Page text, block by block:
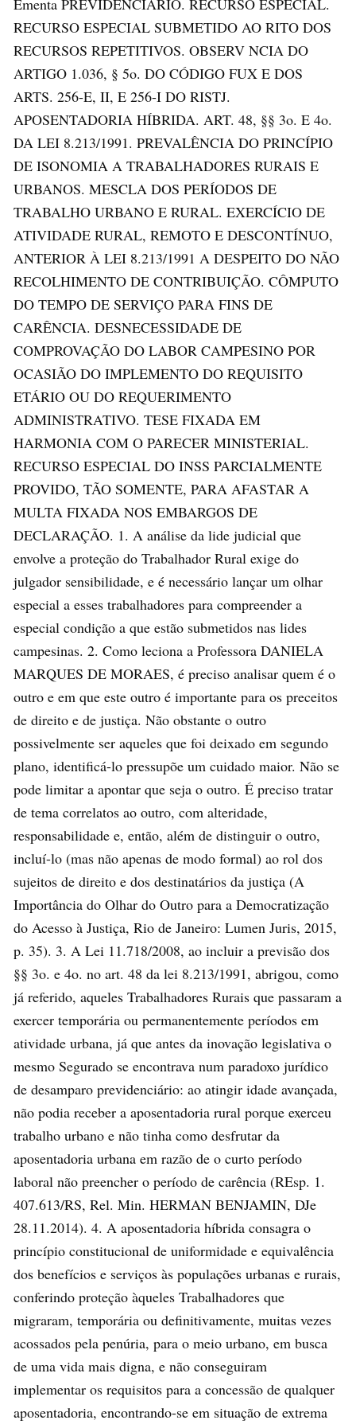
RECURSO ESPECIAL SUBMETIDO AO RITO DOS
RECURSOS REPETITIVOS. OBSERV NCIA DO
ARTIGO 1.036, § 5o. DO CÓDIGO FUX E DOS
ARTS. 256-E, II, E 256-I DO RISTJ.
APOSENTADORIA HÍBRIDA. ART. 48, §§ 3o. E 4o.
DA LEI 8.213/1991. PREVALÊNCIA DO PRINCÍPIO
DE ISONOMIA A TRABALHADORES RURAIS E
URBANOS. MESCLA DOS PERÍODOS DE
TRABALHO URBANO E RURAL. EXERCÍCIO DE
ATIVIDADE RURAL, REMOTO E DESCONTÍNUO,
ANTERIOR À LEI 8.213/1991 A DESPEITO DO NÃO
RECOLHIMENTO DE CONTRIBUIÇÃO. CÔMPUTO
DO TEMPO DE SERVIÇO PARA FINS DE
CARÊNCIA. DESNECESSIDADE DE
COMPROVAÇÃO DO LABOR CAMPESINO POR
OCASIÃO DO IMPLEMENTO DO REQUISITO
ETÁRIO OU DO REQUERIMENTO
ADMINISTRATIVO. TESE FIXADA EM
HARMONIA COM O PARECER MINISTERIAL.
RECURSO ESPECIAL DO INSS PARCIALMENTE
PROVIDO, TÃO SOMENTE, PARA AFASTAR A
MULTA FIXADA NOS EMBARGOS DE
DECLARAÇÃO. 1. A análise da lide judicial que
envolve a proteção do Trabalhador Rural exige do
julgador sensibilidade, e é necessário lançar um olhar
especial a esses trabalhadores para compreender a
especial condição a que estão submetidos nas lides
campesinas. 2. Como leciona a Professora DANIELA
MARQUES DE MORAES, é preciso analisar quem é o
outro e em que este outro é importante para os preceitos
de direito e de justiça. Não obstante o outro
possivelmente ser aqueles que foi deixado em segundo
plano, identificá-lo pressupõe um cuidado maior. Não se
pode limitar a apontar que seja o outro. É preciso tratar
de tema correlatos ao outro, com alteridade,
responsabilidade e, então, além de distinguir o outro,
incluí-lo (mas não apenas de modo formal) ao rol dos
sujeitos de direito e dos destinatários da justiça (A
Importância do Olhar do Outro para a Democratização
do Acesso à Justiça, Rio de Janeiro: Lumen Juris, 2015,
p. 35). 3. A Lei 11.718/2008, ao incluir a previsão dos
§§ 3o. e 4o. no art. 48 da lei 8.213/1991, abrigou, como
já referido, aqueles Trabalhadores Rurais que passaram a
exercer temporária ou permanentemente períodos em
atividade urbana, já que antes da inovação legislativa o
mesmo Segurado se encontrava num paradoxo jurídico
de desamparo previdenciário: ao atingir idade avançada,
não podia receber a aposentadoria rural porque exerceu
trabalho urbano e não tinha como desfrutar da
aposentadoria urbana em razão de o curto período
laboral não preencher o período de carência (REsp. 1.
407.613/RS, Rel. Min. HERMAN BENJAMIN, DJe
28.11.2014). 4. A aposentadoria híbrida consagra o
princípio constitucional de uniformidade e equivalência
dos benefícios e serviços às populações urbanas e rurais,
conferindo proteção àqueles Trabalhadores que
migraram, temporária ou definitivamente, muitas vezes
acossados pela penúria, para o meio urbano, em busca
de uma vida mais digna, e não conseguiram
implementar os requisitos para a concessão de qualquer
aposentadoria, encontrando-se em situação de extrema